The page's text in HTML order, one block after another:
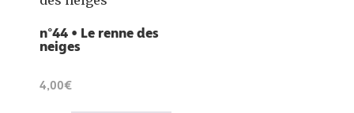
n°44 • Le renne des
neiges
4,00€